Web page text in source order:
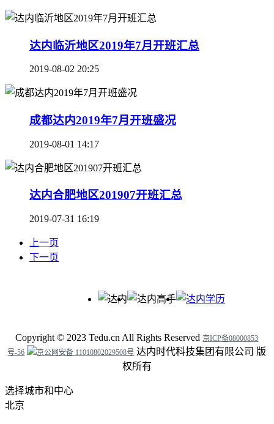
达内临沂地区2019年7月开班汇总
2019-08-02 20:25
成都达内2019年7月开班盛况
2019-08-01 14:17
达内合肥地区201907开班汇总
2019-07-31 16:19
上一页
下一页
Copyright © 2023 Tedu.cn All Rights Reserved京ICP备08000853
号-56
京公网安备 11010802029508号 达内时代科技集团有限公司 版
权所有
选择城市和中心
北京